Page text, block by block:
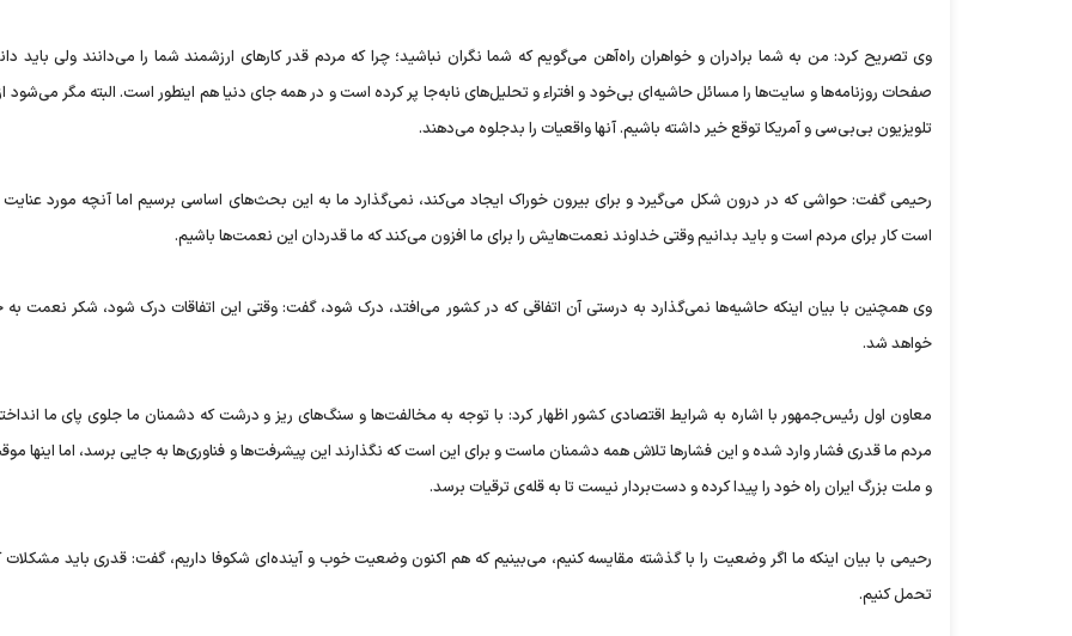
وی تصریح کرد: من به شما برادران و خواهران راه‌آهن می‌گویم که شما نگران نباشید؛ چرا که مردم قدر کارهای ارزشمند شما را می‌دانند ولی باید
صفحات روزنامه‌ها و سایت‌ها را مسائل حاشیه‌ای بی‌خود و افتراء و تحلیل‌های نابه‌جا پر کرده است و در همه جای دنیا هم اینطور است. البته مگر می‌شود
تلویزیون بی‌بی‌سی و آمریکا توقع خیر داشته باشیم. آنها واقعیات را بدجلوه می‌دهند.
رحیمی گفت: حواشی که در درون شکل می‌گیرد و برای بیرون خوراک ایجاد می‌کند، نمی‌گذارد ما به این بحث‌های اساسی برسیم اما آنچه مورد
است کار برای مردم است و باید بدانیم وقتی خداوند نعمت‌هایش را برای ما افزون می‌کند که ما قدردان این نعمت‌ها باشیم.
وی همچنین با بیان اینکه حاشیه‌ها نمی‌گذارد به درستی آن اتفاقی که در کشور می‌افتد، درک شود، گفت: وقتی این اتفاقات درک شود، شکر نعمت به
خواهد شد.
معاون اول رئیس‌جمهور با اشاره به شرایط اقتصادی کشور اظهار کرد: با توجه به مخالفت‌ها و سنگ‌های ریز و درشت که دشمنان ما جلوی پای ما
مردم ما قدری فشار وارد شده و این فشارها تلاش همه دشمنان ماست و برای این است که نگذارند این پیشرفت‌ها و فناوری‌ها به جایی برسد، اما اینها
و ملت بزرگ ایران راه خود را پیدا کرده و دست‌بردار نیست تا به قله‌ی ترقیات برسد.
رحیمی با بیان اینکه ما اگر وضعیت را با گذشته مقایسه کنیم، می‌بینیم که هم‌ اکنون وضعیت خوب و آینده‌ای شکوفا داریم، گفت: قدری باید مشکلات
تحمل کنیم.